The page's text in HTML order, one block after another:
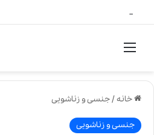
منو
خانه/جنسی و زناشویی
جنسی و زناشویی